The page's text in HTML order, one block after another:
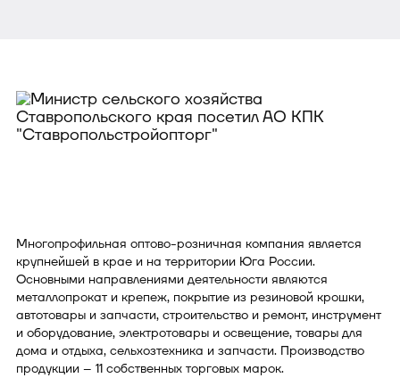
Многопрофильная оптово-розничная компания является
крупнейшей в крае и на территории Юга России.
Основными направлениями деятельности являются
металлопрокат и крепеж, покрытие из резиновой крошки,
автотовары и запчасти, строительство и ремонт, инструмент
и оборудование, электротовары и освещение, товары для
дома и отдыха, сельхозтехника и запчасти. Производство
продукции – 11 собственных торговых марок.